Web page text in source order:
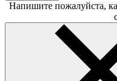
Напишите пожалуйста,